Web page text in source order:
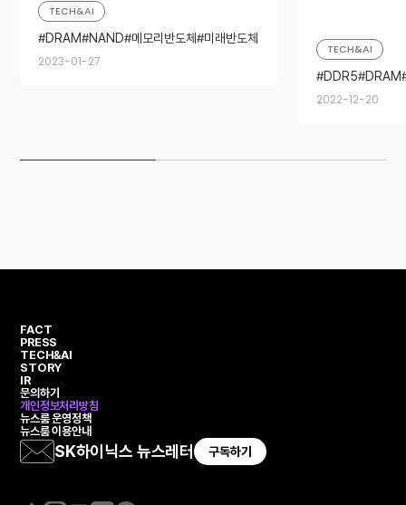
2023-01-27
TECH&AI
DRAM
NAND 메모리반도체
미래반도체
2022-12-20
TECH&AI
DDR5 DRAM
반도체트렌드
FACT
PRESS
TECH&AI
STORY
IR
문의하기
개인정보처리방침
뉴스룸 운영정책
뉴스룸 이용안내
SK하이닉스 뉴스레터 구독하기